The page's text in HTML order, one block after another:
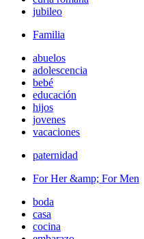
jubileo
Familia
abuelos
adolescencia
bebé
educación
hijos
jovenes
vacaciones
paternidad
For Her &amp; For Men
boda
casa
cocina